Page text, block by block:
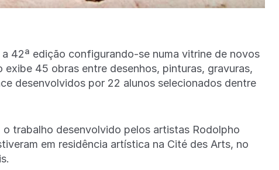
42ª edição configurando-se numa vitrine de novos
45 obras entre desenhos, pinturas, gravuras,
desenvolvidos por 22 alunos selecionados dentre
trabalho desenvolvido pelos artistas Rodolpho
em residência artística na Cité des Arts, no